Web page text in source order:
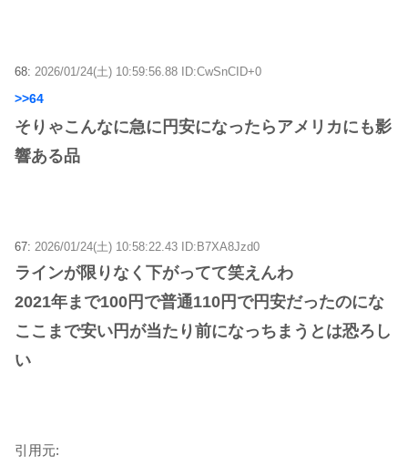
68: 2026/01/24(土) 10:59:56.88 ID:CwSnCID+0
>>64
そりゃこんなに急に円安になったらアメリカにも影
響ある品
67: 2026/01/24(土) 10:58:22.43 ID:B7XA8Jzd0
ラインが限りなく下がってて笑えんわ
2021年まで100円で普通110円で円安だったのにな
ここまで安い円が当たり前になっちまうとは恐ろし
い
引用元: